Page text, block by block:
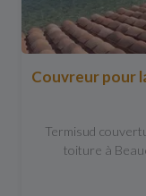
Couvreur pour
Termisud
toiture à